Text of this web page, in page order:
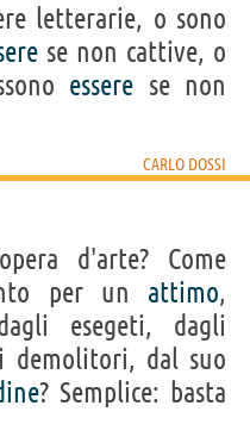
letterarie, o sono
se non cattive, o
essere se non
CARLO DOSSI
d'arte? Come
per un attimo,
esegeti, dagli
demolitori, dal suo
? Semplice: basta